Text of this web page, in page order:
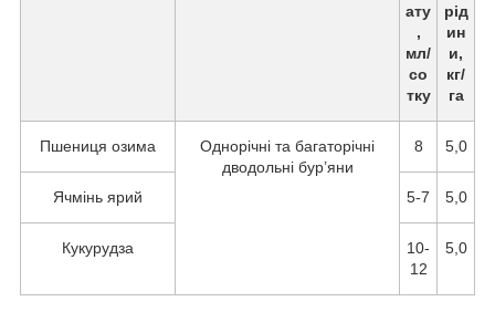
ату
,
мл/
со
тку
рід
ин
и,
кг/
га
Пшениця озима
Однорічні та багаторічні
дводольні бур’яни
8 5,0
Ячмінь ярий 5-7 5,0
Кукурудза
10-
12
5,0